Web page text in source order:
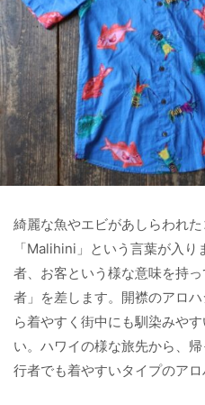
綺麗な魚やエビがあしらわれ
「Malihini」という言葉が入
者、お客という様な意味を持
者」を差します。開襟のアロ
ら着やすく街中にも馴染みや
い。ハワイの様な旅先から、
行者でも着やすいタイプのアロ